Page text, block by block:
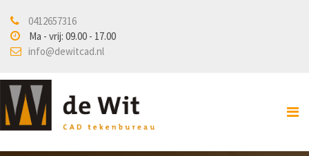
Home
Over ons
Diensten
Veiligheidstekenwerk
Bouwkundige en
0412657316
Ma - vrij: 09.00 - 17.00
info@dewitcad.nl